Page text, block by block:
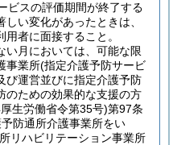
ビスの評価期間が終了する
い変化があったときは、
者に面接すること。
い月においては、可能な限
事業所(指定介護予防サービ
び運営並びに指定介護予防
のための効果的な支援の方
生労働省令第35号)第97条
防通所介護事業所をい
リハビリテーション事業所